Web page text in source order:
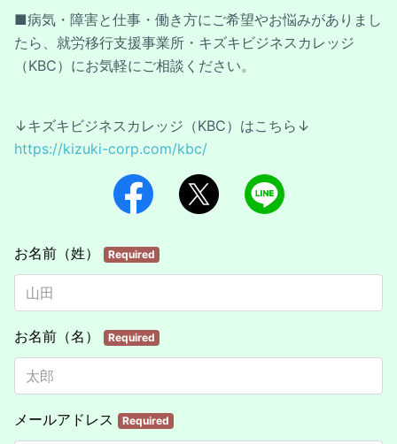
■病気・障害と仕事・働き方にご希望やお悩みがありまし
たら、就労移行支援事業所・キズキビジネスカレッジ
（KBC）にお気軽にご相談ください。
↓キズキビジネスカレッジ（KBC）はこちら↓
https://kizuki-corp.com/kbc/
お名前（姓） Required
お名前（名） Required
メールアドレス Required